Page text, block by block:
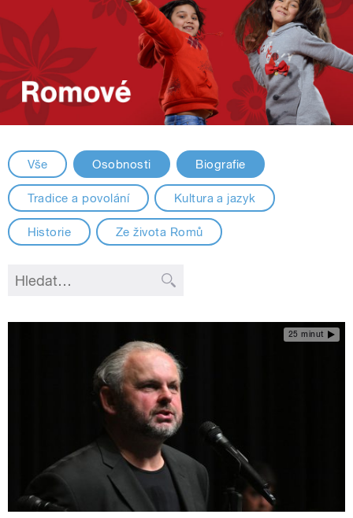
Vše Osobnosti Biografie
Tradice a povolání Kultura a jazyk
Historie Ze života Romů
25 minut